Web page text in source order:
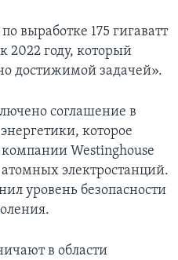
выработке 175 гигаватт
2022 году, который
достижимой задачей».
соглашение в
которое
Westinghouse
электростанций.
уровень безопасности
в области